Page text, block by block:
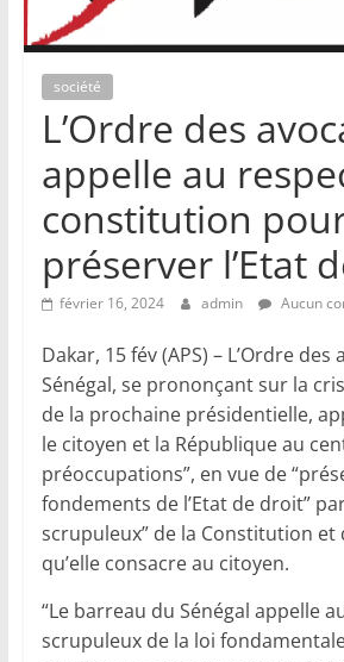
société
L’Ordre des
appelle au
constitution
préserver l’Etat
février 16, 2024 admin Aucun
Dakar, 15 fév (APS) – L’Ordre des
Sénégal, se prononçant sur la
de la prochaine présidentielle,
le citoyen et la République au
préoccupations”, en vue de
fondements de l’Etat de droit”
scrupuleux” de la Constitution et
qu’elle consacre au citoyen.
“Le barreau du Sénégal appelle
scrupuleux de la loi